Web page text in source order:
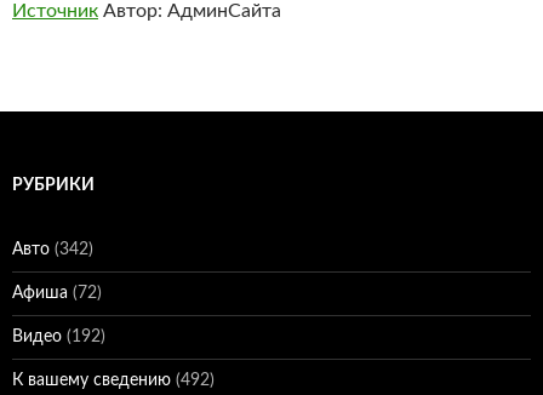
Источник Автор: АдминСайта
РУБРИКИ
Авто (342)
Афиша (72)
Видео (192)
К вашему сведению (492)